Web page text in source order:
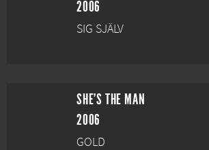
2006
SIG SJÄLV
SHE'S THE MAN
2006
GOLD